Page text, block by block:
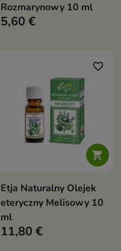
Rozmarynowy 10 ml
5,60 €

favorite_border
Etja Naturalny Olejek
eteryczny Melisowy 10
ml
11,80 €